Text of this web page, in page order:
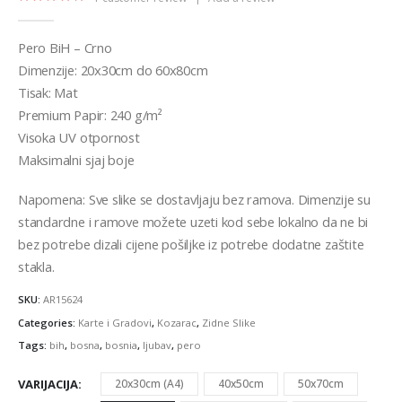
Pero BiH – Crno
Dimenzije: 20x30cm do 60x80cm
Tisak: Mat
Premium Papir: 240 g/m²
Visoka UV otpornost
Maksimalni sjaj boje
Napomena: Sve slike se dostavljaju bez ramova. Dimenzije su
standardne i ramove možete uzeti kod sebe lokalno da ne bi
bez potrebe dizali cijene pošiljke iz potrebe dodatne zaštite
stakla.
SKU: AR15624
Categories: Karte i Gradovi, Kozarac, Zidne Slike
Tags: bih, bosna, bosnia, ljubav, pero
VARIJACIJA 20x30cm (A4) 40x50cm
50x70cm